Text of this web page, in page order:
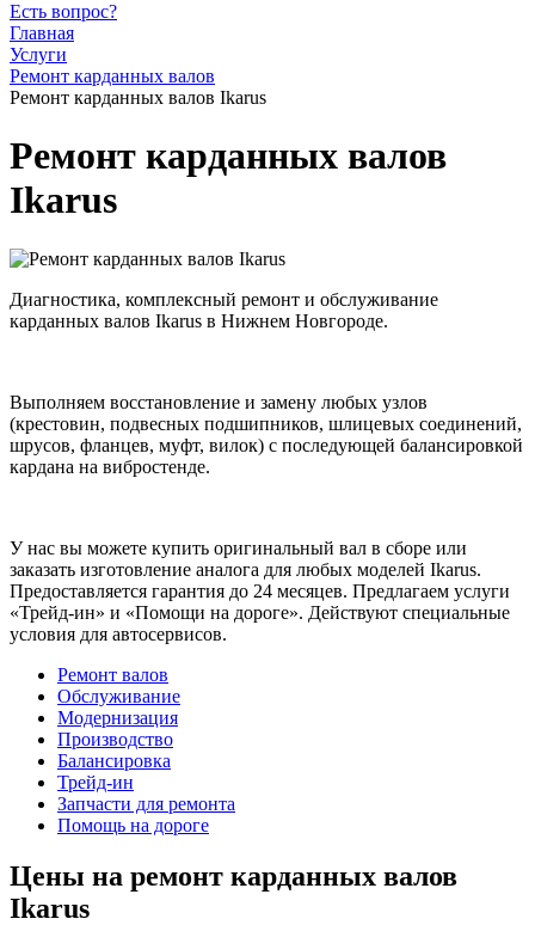
Есть вопрос?
Главная
Услуги
Ремонт карданных валов
Ремонт карданных валов Ikarus
Ремонт карданных валов
Ikarus
Диагностика, комплексный ремонт и обслуживание
карданных валов Ikarus в Нижнем Новгороде.
Выполняем восстановление и замену любых узлов
(крестовин, подвесных подшипников, шлицевых соединений,
шрусов, фланцев, муфт, вилок) с последующей балансировкой
кардана на вибростенде.
У нас вы можете купить оригинальный вал в сборе или
заказать изготовление аналога для любых моделей Ikarus.
Предоставляется гарантия до 24 месяцев. Предлагаем услуги
«Трейд-ин» и «Помощи на дороге». Действуют специальные
условия для автосервисов.
Ремонт валов
Обслуживание
Модернизация
Производство
Балансировка
Трейд-ин
Запчасти для ремонта
Помощь на дороге
Цены на ремонт карданных валов
Ikarus